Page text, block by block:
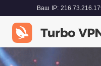
Ваш IP: